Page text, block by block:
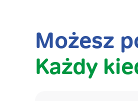
Możesz
Każdy